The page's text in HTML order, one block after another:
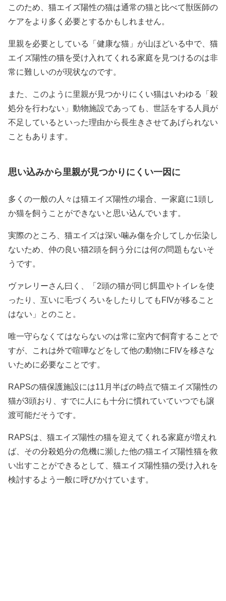
このため、猫エイズ陽性の猫は通常の猫と比べて獣医師の
ケアをより多く必要とするかもしれません。
里親を必要としている「健康な猫」が山ほどいる中で、猫
エイズ陽性の猫を受け入れてくれる家庭を見つけるのは非
常に難しいのが現状なのです。
また、このように里親が見つかりにくい猫はいわゆる「殺
処分を行わない」動物施設であっても、世話をする人員が
不足しているといった理由から長生きさせてあげられない
こともあります。
思い込みから里親が見つかりにくい一因に
多くの一般の人々は猫エイズ陽性の場合、一家庭に1頭し
か猫を飼うことができないと思い込んでいます。
実際のところ、猫エイズは深い噛み傷を介してしか伝染し
ないため、仲の良い猫2頭を飼う分には何の問題もないそ
うです。
ヴァレリーさん曰く、「2頭の猫が同じ餌皿やトイレを使
ったり、互いに毛づくろいをしたりしてもFIVが移ること
はない」とのこと。
唯一守らなくてはならないのは常に室内で飼育することで
すが、これは外で喧嘩などをして他の動物にFIVを移さな
いために必要なことです。
RAPSの猫保護施設には11月半ばの時点で猫エイズ陽性の
猫が3頭おり、すでに人にも十分に慣れていていつでも譲
渡可能だそうです。
RAPSは、猫エイズ陽性の猫を迎えてくれる家庭が増えれ
ば、その分殺処分の危機に瀕した他の猫エイズ陽性猫を救
い出すことができるとして、猫エイズ陽性猫の受け入れを
検討するよう一般に呼びかけています。